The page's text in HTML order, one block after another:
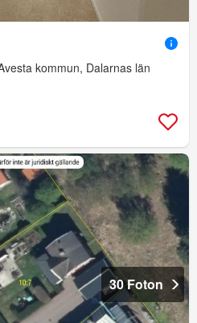
kommun, Dalarnas län
30 Foton